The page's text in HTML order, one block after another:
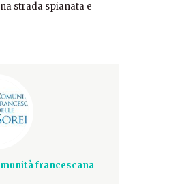
strada spianata e
francescana